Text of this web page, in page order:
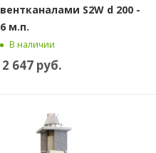
вентканалами S2W d 200 -
6 м.п.
В наличии
2 647руб.